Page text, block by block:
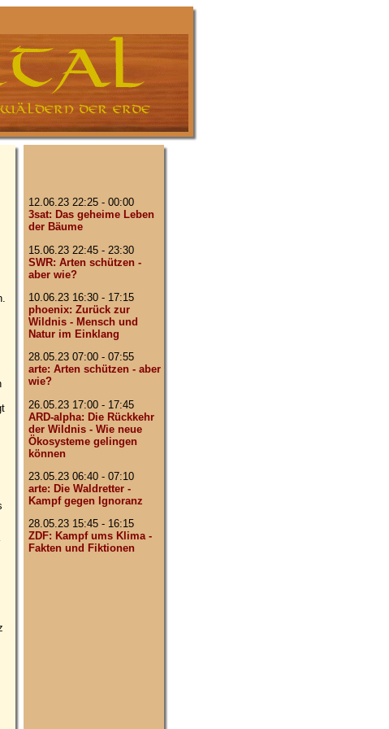
12.06.23 22:25 - 00:00
3sat: Das geheime Leben
der Bäume
15.06.23 22:45 - 23:30
SWR: Arten schützen -
aber wie?
10.06.23 16:30 - 17:15
phoenix: Zurück zur
Wildnis - Mensch und
Natur im Einklang
28.05.23 07:00 - 07:55
arte: Arten schützen - aber
wie?
26.05.23 17:00 - 17:45
ARD-alpha: Die Rückkehr
der Wildnis - Wie neue
Ökosysteme gelingen
können
23.05.23 06:40 - 07:10
arte: Die Waldretter -
Kampf gegen Ignoranz
28.05.23 15:45 - 16:15
ZDF: Kampf ums Klima -
Fakten und Fiktionen